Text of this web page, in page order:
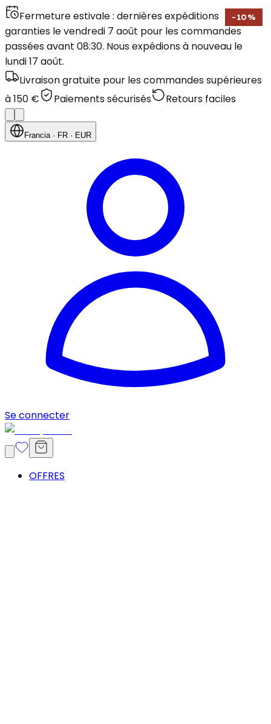
Fermeture estivale : dernières expéditions
garanties le vendredi 7 août pour les commandes
passées avant 08:30. Nous expédions à nouveau le
lundi 17 août.
Livraison gratuite pour les commandes supérieures
à 150 €
Paiements sécurisés Retours faciles
Francia· FR · EUR
Se connecter
OFFRES
- 10 %